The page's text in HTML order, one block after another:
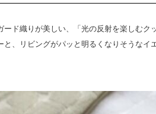
ド織りが美しい、「光の反射を楽しむク
、リビングがパッと明るくなりそうなイ